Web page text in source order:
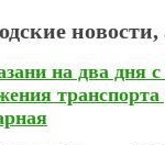
на два дня